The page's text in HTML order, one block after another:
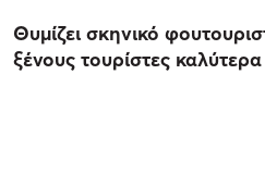
Θυμίζει σκηνικό
ξένους τουρίστες